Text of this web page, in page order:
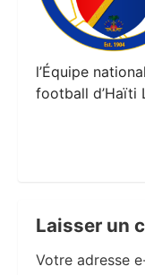
l’Équipe
football d’Haïti
Laisser un
Votre adresse